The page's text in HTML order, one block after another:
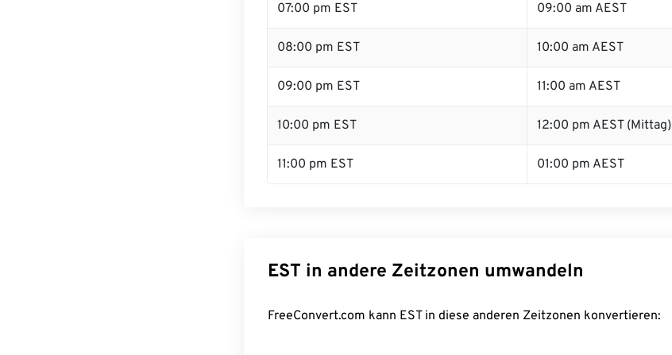
07:00 pm EST 09:00 am AEST
08:00 pm EST 10:00 am AEST
09:00 pm EST 11:00 am AEST
10:00 pm EST 12:00 pm AEST (Mittag)
11:00 pm EST 01:00 pm AEST
EST in andere Zeitzonen umwandeln
FreeConvert.com kann EST in diese anderen Zeitzonen konvertieren: